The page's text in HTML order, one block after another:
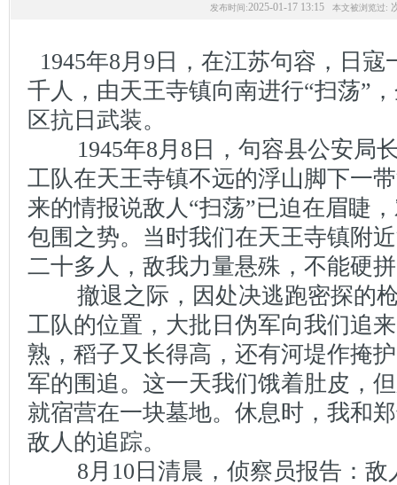
发布时间:2025-01-17 13:15 本文被浏览过:
1945年8月9日，在江苏句容，日
千人，由天王寺镇向南进行“扫荡”
区抗日武装。
1945年8月8日，句容县公安局
工队在天王寺镇不远的浮山脚下一
来的情报说敌人“扫荡”已迫在眉睫
包围之势。当时我们在天王寺镇附
二十多人，敌我力量悬殊，不能硬
撤退之际，因处决逃跑密探的枪
工队的位置，大批日伪军向我们追
熟，稻子又长得高，还有河堤作掩
军的围追。这一天我们饿着肚皮，
就宿营在一块墓地。休息时，我和
敌人的追踪。
8月10日清晨，侦察员报告：敌